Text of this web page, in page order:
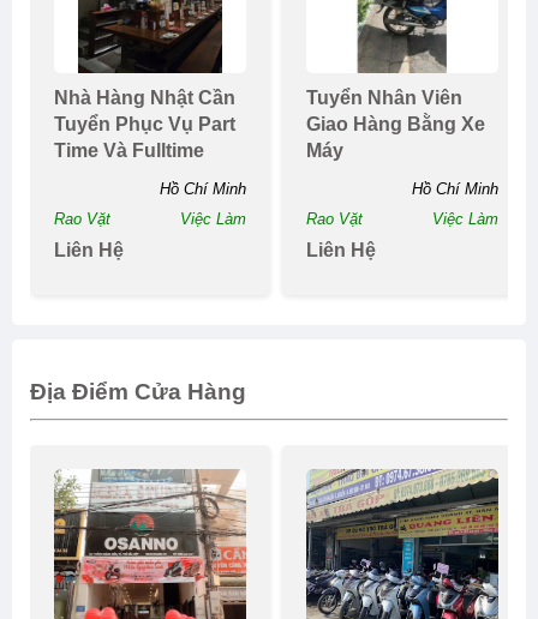
Nhà Hàng Nhật Cần
Tuyển Phục Vụ Part
Time Và Fulltime
Hồ Chí Minh
Rao Vặt
Việc Làm
Liên Hệ
Tuyển Nhân Viên
Giao Hàng Bằng Xe
Máy
Hồ Chí Minh
Rao Vặt
Việc Làm
Liên Hệ
Địa Điểm Cửa Hàng